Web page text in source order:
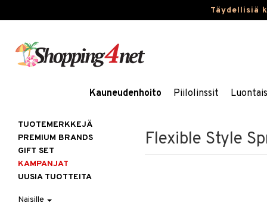
Täydellisiä
Kauneudenhoito Piilolinssit
Flexible Style
TUOTEMERKKEJÄ
PREMIUM BRANDS
GIFT SET
KAMPANJAT
UUSIA TUOTTEITA
Naisille